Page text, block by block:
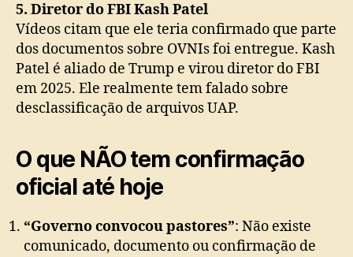
5. Diretor do FBI Kash Patel
Vídeos citam que ele teria confirmado que parte
dos documentos sobre OVNIs foi entregue. Kash
Patel é aliado de Trump e virou diretor do FBI
em 2025. Ele realmente tem falado sobre
desclassificação de arquivos UAP.
O que NÃO tem confirmação
oficial até hoje
“Governo convocou pastores”: Não existe
comunicado, documento ou confirmação de